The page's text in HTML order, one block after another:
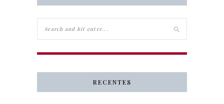
RECENTES